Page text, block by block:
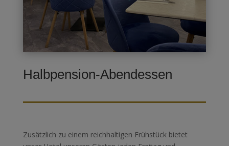
Halbpension-Abendessen
Zusätzlich zu einem reichhaltigen Frühstück bietet